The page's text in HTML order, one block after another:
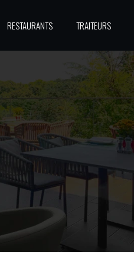
RESTAURANTS TRAITEURS